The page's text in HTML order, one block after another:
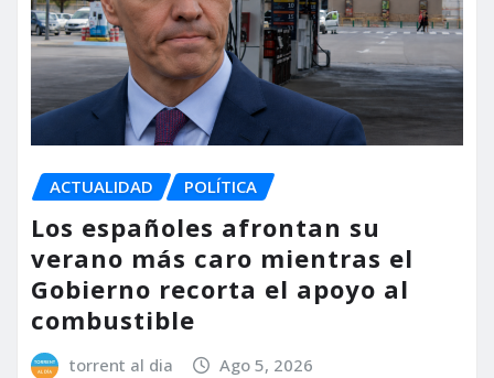
ACTUALIDAD POLÍTICA
Los españoles afrontan su
verano más caro mientras el
Gobierno recorta el apoyo al
combustible
torrent al dia Ago 5, 2026